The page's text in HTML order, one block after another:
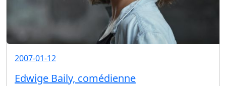
2007-01-12
Edwige Baily, comédienne